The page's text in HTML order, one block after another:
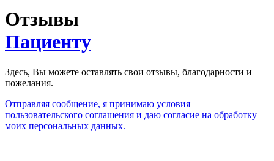
Отзывы
Пациенту
Здесь, Вы можете оставлять свои отзывы, благодарности и
пожелания.
Отправляя сообщение, я принимаю условия
пользовательского соглашения и даю согласие на обработку
моих персональных данных.